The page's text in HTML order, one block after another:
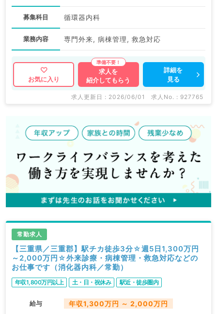
募集科目 循環器内科
業務内容 専門外来, 病棟管理, 救急対応
お気に入り
求人を
紹介してもらう
詳細を
見る
求人更新日 : 2026/06/01 求人No. : 927765
常勤求人
【三重県／三重郡】駅チカ徒歩3分☆週5日1,300万円
～2,000万円☆外来診療・病棟管理・救急対応などの
お仕事です（消化器内科／常勤）
年収1,800万円以上 土・日・祝休み 駅近・徒歩圏内
給与 年収1,300万円 ～ 2,000万円